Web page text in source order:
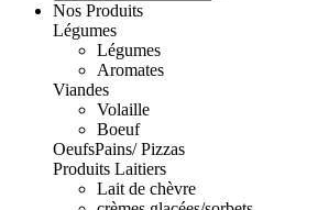
Nos Produits
Légumes
Légumes
Aromates
Viandes
Volaille
Boeuf
OeufsPains/ Pizzas
Produits Laitiers
Lait de chèvre